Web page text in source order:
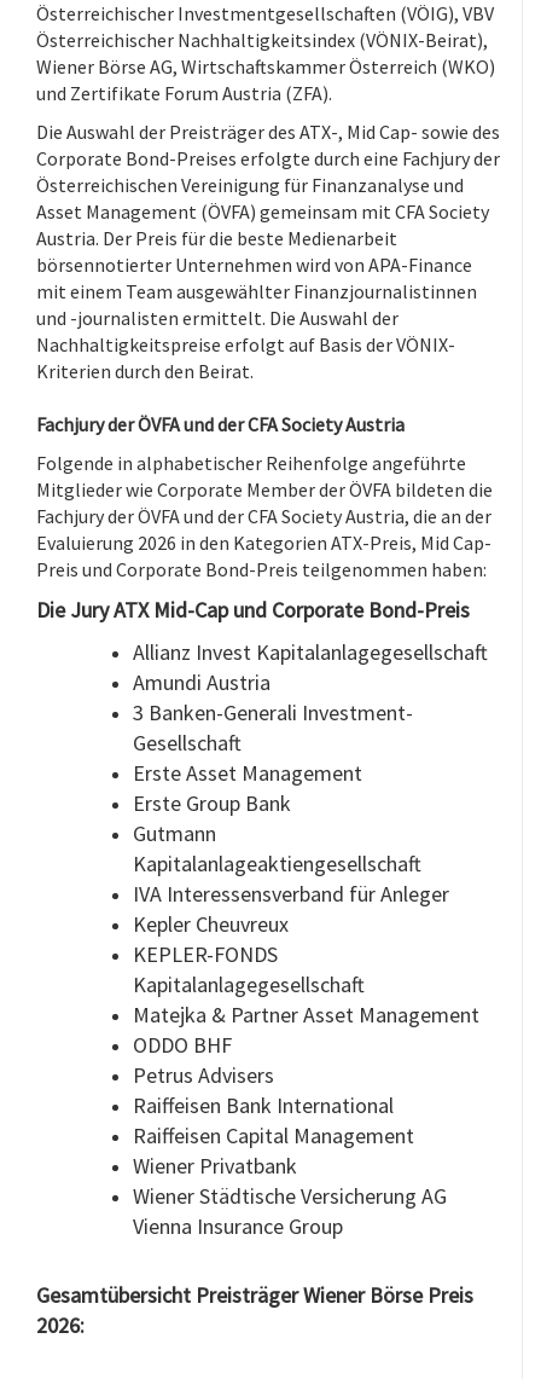
Österreichischer Investmentgesellschaften (VÖIG), VBV
Österreichischer Nachhaltigkeitsindex (VÖNIX-Beirat),
Wiener Börse AG, Wirtschaftskammer Österreich (WKO)
und Zertifikate Forum Austria (ZFA).
Die Auswahl der Preisträger des ATX-, Mid Cap- sowie des
Corporate Bond-Preises erfolgte durch eine Fachjury der
Österreichischen Vereinigung für Finanzanalyse und
Asset Management (ÖVFA) gemeinsam mit CFA Society
Austria. Der Preis für die beste Medienarbeit
börsennotierter Unternehmen wird von APA-Finance
mit einem Team ausgewählter Finanzjournalistinnen
und -journalisten ermittelt. Die Auswahl der
Nachhaltigkeitspreise erfolgt auf Basis der VÖNIX-
Kriterien durch den Beirat.
Fachjury der ÖVFA und der CFA Society Austria
Folgende in alphabetischer Reihenfolge angeführte
Mitglieder wie Corporate Member der ÖVFA bildeten die
Fachjury der ÖVFA und der CFA Society Austria, die an der
Evaluierung 2026 in den Kategorien ATX-Preis, Mid Cap-
Preis und Corporate Bond-Preis teilgenommen haben:
Die Jury ATX Mid-Cap und Corporate Bond-Preis
Allianz Invest Kapitalanlagegesellschaft
Amundi Austria
3 Banken-Generali Investment-
Gesellschaft
Erste Asset Management
Erste Group Bank
Gutmann
Kapitalanlageaktiengesellschaft
IVA Interessensverband für Anleger
Kepler Cheuvreux
KEPLER-FONDS
Kapitalanlagegesellschaft
Matejka & Partner Asset Management
ODDO BHF
Petrus Advisers
Raiffeisen Bank International
Raiffeisen Capital Management
Wiener Privatbank
Wiener Städtische Versicherung AG
Vienna Insurance Group
Gesamtübersicht Preisträger Wiener Börse Preis
2026: